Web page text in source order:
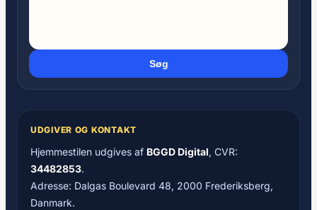
Søg
UDGIVER OG KONTAKT
Hjemmestilen udgives af BGGD Digital, CVR:
34482853.
Adresse: Dalgas Boulevard 48, 2000 Frederiksberg,
Danmark.